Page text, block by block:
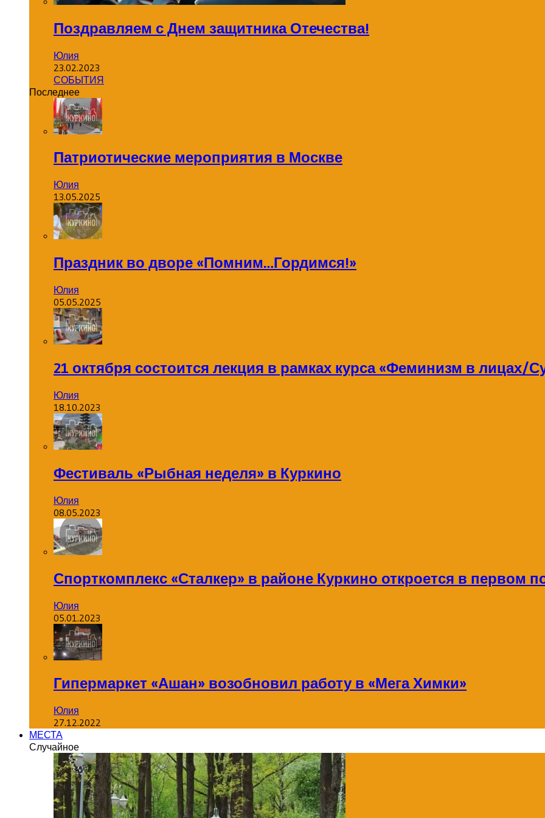
Поздравляем с Днем защитника Отечества!
Юлия
23.02.2023
СОБЫТИЯ
Последнее
Патриотические мероприятия в Москве
Юлия
13.05.2025
Праздник во дворе «Помним…Гордимся!»
Юлия
05.05.2025
21 октября состоится лекция в рамках курса «Феминизм в лицах/
Юлия
18.10.2023
Фестиваль «Рыбная неделя» в Куркино
Юлия
08.05.2023
Спорткомплекс «Сталкер» в районе Куркино откроется в первом
Юлия
05.01.2023
Гипермаркет «Ашан» возобновил работу в «Мега Химки»
Юлия
27.12.2022
МЕСТА
Случайное